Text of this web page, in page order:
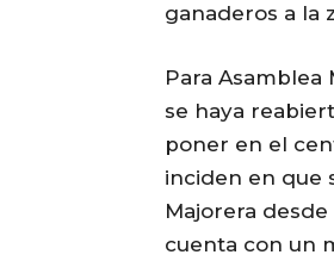
ganaderos a la
Para Asamblea
se haya
poner en el
inciden en que
Majorera
cuenta con un